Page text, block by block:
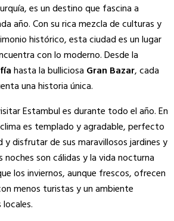
es un destino que fascina a
año. Con su rica mezcla de culturas y
histórico, esta ciudad es un lugar
con lo moderno. Desde la
hasta la bulliciosa Gran Bazar, cada
una historia única.
Estambul es durante todo el año. En
es templado y agradable, perfecto
y disfrutar de sus maravillosos jardines y
noches son cálidas y la vida nocturna
los inviernos, aunque frescos, ofrecen
menos turistas y un ambiente